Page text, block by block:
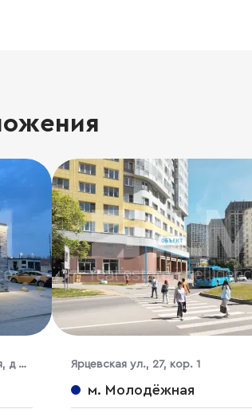
д 8
Ярцевская ул., 27, кор. 1
м. Молодёжная